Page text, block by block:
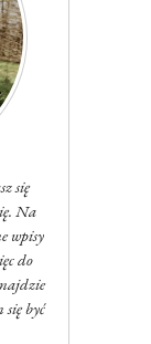
się
Na
wpisy
do
być